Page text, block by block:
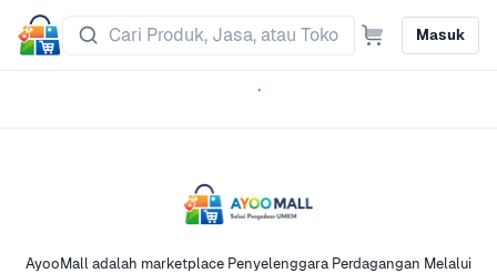
Masuk
AyooMall adalah marketplace Penyelenggara Perdagangan Melalui